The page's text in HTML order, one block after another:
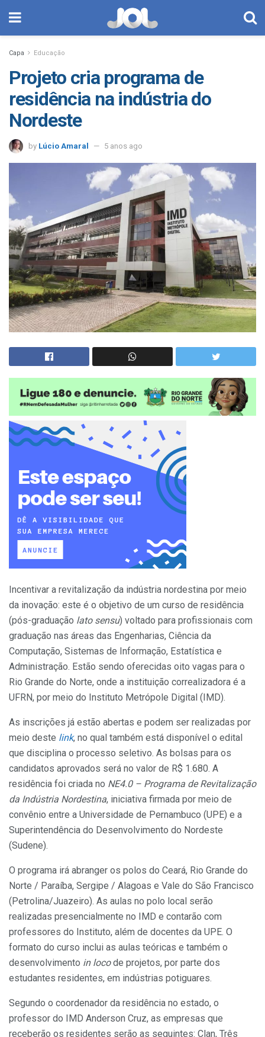
Capa Educação
Projeto cria programa de
residência na indústria do
Nordeste
by Lúcio Amaral 5 anos ago
Incentivar a revitalização da indústria nordestina por meio
da inovação: este é o objetivo de um curso de residência
(pós-graduação lato sensu) voltado para profissionais com
graduação nas áreas das Engenharias, Ciência da
Computação, Sistemas de Informação, Estatística e
Administração. Estão sendo oferecidas oito vagas para o
Rio Grande do Norte, onde a instituição correalizadora é a
UFRN, por meio do Instituto Metrópole Digital (IMD).
As inscrições já estão abertas e podem ser realizadas por
meio deste link, no qual também está disponível o edital
que disciplina o processo seletivo. As bolsas para os
candidatos aprovados será no valor de R$ 1.680. A
residência foi criada no NE4.0 – Programa de Revitalização
da Indústria Nordestina, iniciativa firmada por meio de
convênio entre a Universidade de Pernambuco (UPE) e a
Superintendência do Desenvolvimento do Nordeste
(Sudene).
O programa irá abranger os polos do Ceará, Rio Grande do
Norte / Paraíba, Sergipe / Alagoas e Vale do São Francisco
(Petrolina/Juazeiro). As aulas no polo local serão
realizadas presencialmente no IMD e contarão com
professores do Instituto, além de docentes da UPE. O
formato do curso inclui as aulas teóricas e também o
desenvolvimento in locode projetos, por parte dos
estudantes residentes, em indústrias potiguares.
Segundo o coordenador da residência no estado, o
professor do IMD Anderson Cruz, as empresas que
receberão os residentes serão as seguintes: Clan, Três